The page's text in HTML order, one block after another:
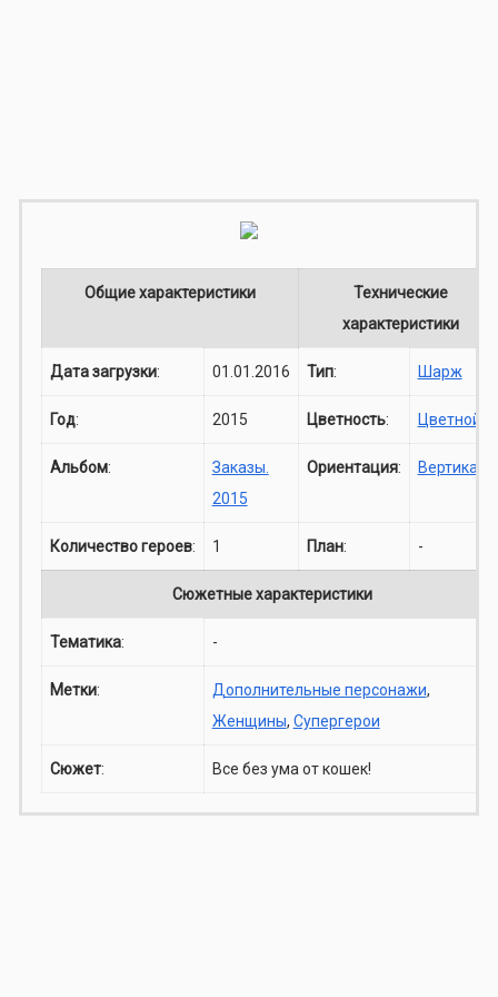
Общие характеристики
Технические
характеристики
Дата загрузки: 01.01.2016 Тип: Шарж
Год: 2015 Цветность: Цветной
Альбом:
Заказы.
2015
Ориентация: Вертикаль
Количество героев: 1 План: -
Сюжетные характеристики
Тематика: -
Метки: Дополнительные персонажи,
Женщины, Супергерои
Сюжет: Все без ума от кошек!